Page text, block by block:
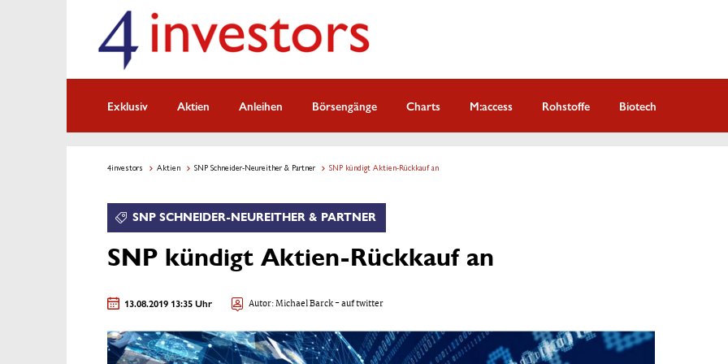
Exklusiv Aktien Anleihen Börsengänge Charts M:access Rohstoffe Biotech
4investors Aktien SNP Schneider-Neureither & Partner SNP kündigt Aktien-Rückkauf an
SNP SCHNEIDER-NEUREITHER & PARTNER
SNP kündigt Aktien-Rückkauf an
13.08.2019 13:35 Uhr Autor:Michael Barck- auf twitter